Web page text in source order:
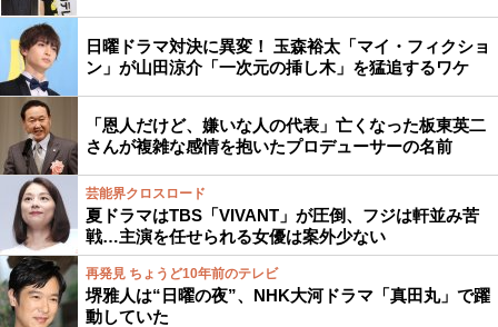
日曜ドラマ対決に異変！ 玉森裕太「マイ・フィクショ
ン」が山田涼介「一次元の挿し木」を猛追するワケ
「恩人だけど、嫌いな人の代表」亡くなった板東英二
さんが複雑な感情を抱いたプロデューサーの名前
芸能界クロスロード
夏ドラマはTBS「VIVANT」が圧倒、フジは軒並み苦
戦…主演を任せられる女優は案外少ない
再発見 ちょうど10年前のテレビ
堺雅人は“日曜の夜”、NHK大河ドラマ「真田丸」で躍
動していた